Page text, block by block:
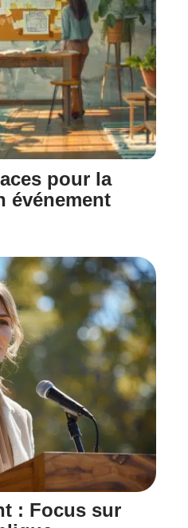
pour la
événement
: Focus sur